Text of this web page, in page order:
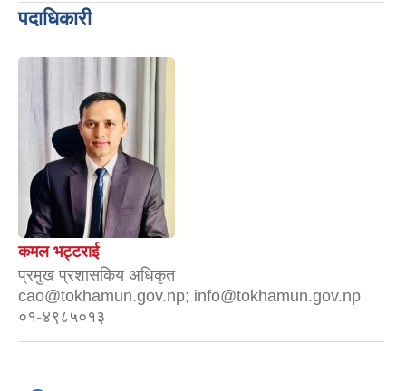
पदाधिकारी
कमल भट्टराई
प्रमुख प्रशासकिय अधिकृत
cao@tokhamun.gov.np; info@tokhamun.gov.np
०१-४९८५०१३